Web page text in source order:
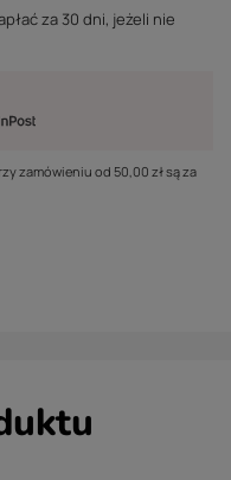
za 30 dni, jeżeli nie
zamówieniu od 50,00 złsą za